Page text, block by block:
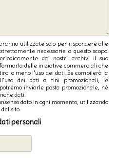
utilizzate solo per rispondere alle
necessarie a questo scopo.
dai nostri archivi il suo
delle iniziative commerciali che
o meno l'uso dei dati. Se compilerà la
dei dati a fini promozionali, le
inviarle posta promozionale, nè
dati.
dato in ogni momento, utilizzando
del sito.
personali